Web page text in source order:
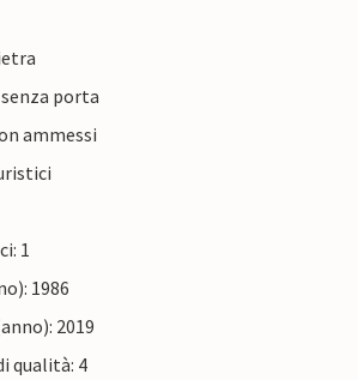
porta
ammessi
1
1986
2019
qualità: 4